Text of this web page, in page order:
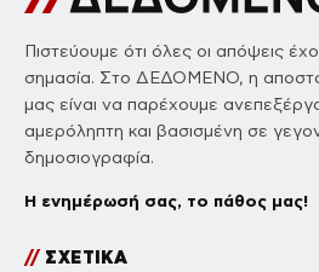
Πιστεύουμε ότι όλες οι απόψεις
σημασία. Στο ΔΕΔΟΜΕΝΟ, η
μας είναι να παρέχουμε
αμερόληπτη και βασισμένη σε
δημοσιογραφία.
Η ενημέρωσή σας, το πάθος μας!
//ΣΧΕΤΙΚΑ